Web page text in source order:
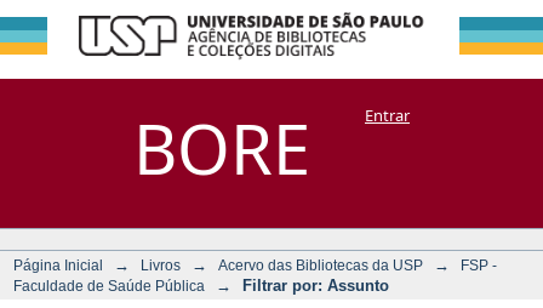
BORE
Filtrar por:
Assunto
DSpace/Manakin + CoriscoEntrar
Página Inicial → Livros → Acervo das Bibliotecas da USP →
FSP -
Faculdade de Saúde Pública
→ Filtrar por: Assunto